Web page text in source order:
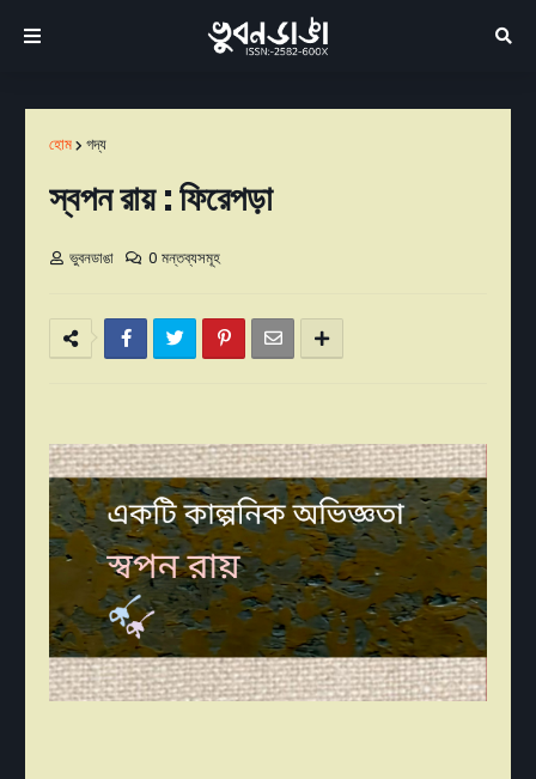
হোম গদ্য
স্বপন রায় : ফিরেপড়া
ভুবনডাঙা 0 মন্তব্যসমূহ